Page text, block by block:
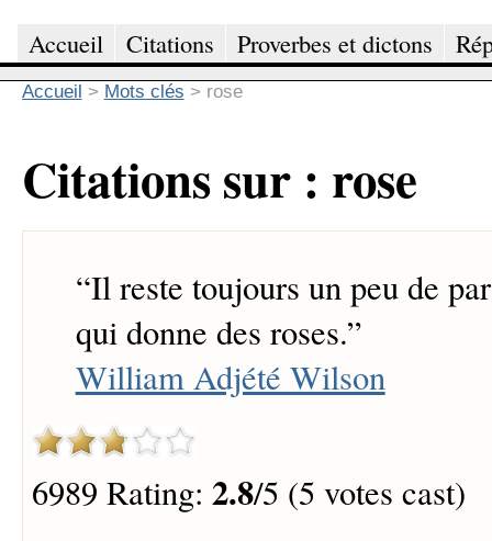
Accueil Citations Proverbes et dictons
Accueil > Mots clés > rose
Citations sur : rose
“Il reste toujours un peu de
qui donne des roses.”
William Adjété Wilson
6989 Rating: 2.8/5 (5 votes cast)